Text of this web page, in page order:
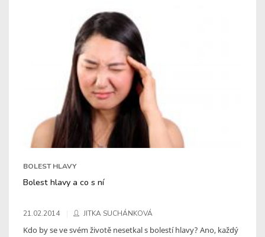
BOLEST HLAVY
Bolest hlavy a co s ní
21.02.2014 JITKA SUCHÁNKOVÁ
Kdo by se ve svém životě nesetkal s bolestí hlavy? Ano, každý